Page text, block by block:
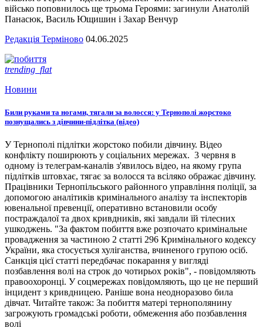
військо поповнилось ще трьома Героями: загинули Анатолій
Панасюк, Василь Ющишин і Захар Венчур
Редакція Терміново 04.06.2025
trending_flat
Новини
Били руками та ногами, тягали за волосся: у Тернополі жорстоко
познущались з дівчини-підлітка (відео)
У Тернополі підлітки жорстоко побили дівчину. Відео
конфлікту поширюють у соціальних мережах. 3 червня в
одному із телеграм-каналів з'явилось відео, на якому група
підлітків штовхає, тягає за волосся та всіляко ображає дівчину.
Працівники Тернопільського районного управління поліції, за
допомогою аналітиків кримінального аналізу та інспекторів
ювенальної превенції, оперативно встановили особу
постраждалої та двох кривдників, які завдали їй тілесних
ушкоджень. "За фактом побиття вже розпочато кримінальне
провадження за частиною 2 статті 296 Кримінального кодексу
України, яка стосується хуліганства, вчиненого групою осіб.
Санкція цієї статті передбачає покарання у вигляді
позбавлення волі на строк до чотирьох років", - повідомляють
правоохоронці. У соцмережах повідомляють, що це не перший
інцидент з кривдницею. Раніше вона неодноразово била
дівчат. Читайте також: За побиття матері тернополянину
загрожують громадські роботи, обмеження або позбавлення
волі